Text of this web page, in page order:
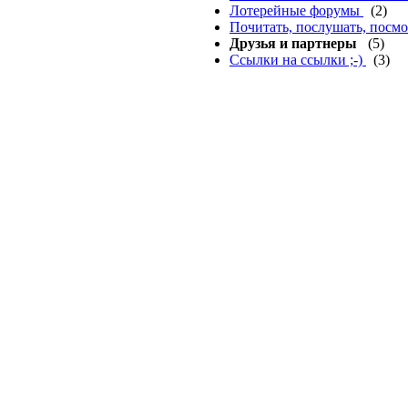
Лотерейные форумы
(2)
Почитать, послушать,
Друзья и партнеры
(5)
Сcылки на ссылки ;-)
(3)